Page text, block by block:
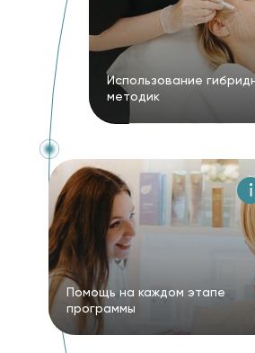
Использование
методик
Помощь на каждом этапе
программы